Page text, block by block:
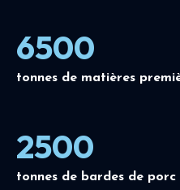
6500
tonnes de matières
2500
tonnes de bardes de